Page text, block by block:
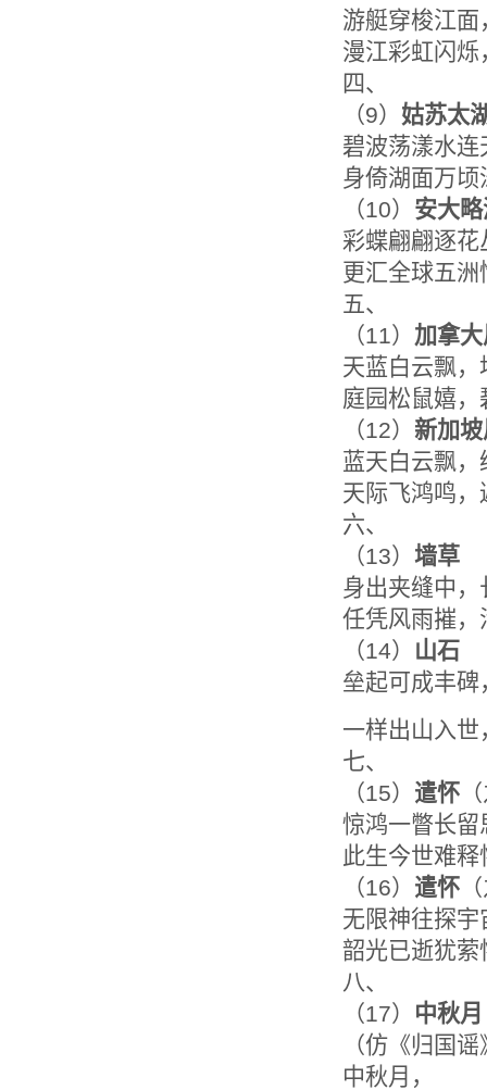
游艇穿梭江
漫江彩虹闪
四、
（9） 姑苏太
碧波荡漾水
身倚湖面万
（10） 安大
彩蝶翩翩逐
更汇全球五
五、
（11） 加拿
天蓝白云飘
庭园松鼠嬉
（12） 新加
蓝天白云飘
天际飞鸿鸣
六、
（13） 墙草
身出夹缝中
任凭风雨摧，
（14） 山石
垒起可成丰
一样出山入
七、
（15） 遣怀
惊鸿一瞥长留
此生今世难
（16） 遣怀
无限神往探
韶光已逝犹萦
八、
（17） 中秋月
（仿《归国
中秋月，